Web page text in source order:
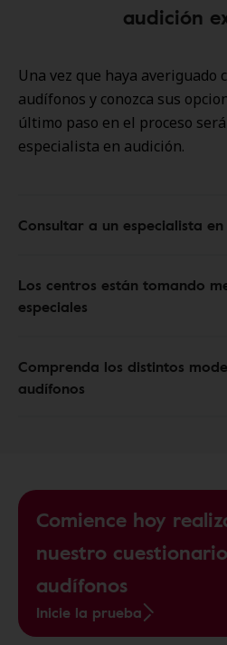
audición
Una vez que haya averiguado
audífonos y conozca sus
último paso en el proceso
especialista en audición.
Consultar a un especialista
Los centros están tomando
especiales
Comprenda los distintos
audífonos
Comience hoy
nuestro
audífonos
Inicie la prueba